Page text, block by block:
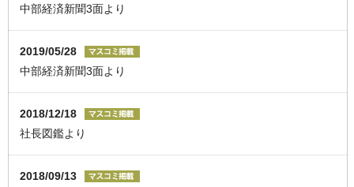
中部経済新聞3面より
2019/05/28
中部経済新聞3面より
2018/12/18
社長図鑑より
2018/09/13